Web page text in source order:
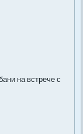
на встрече с